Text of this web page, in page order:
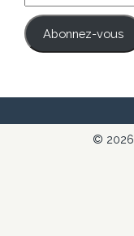
e-
mail
Abonnez-vous
© 2026